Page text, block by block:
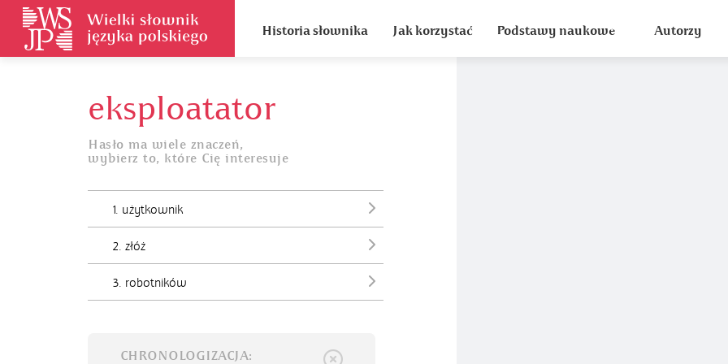
Historia słownika Jak korzystać Podstawy naukowe Autorzy
eksploatator
Hasło ma wiele znaczeń,
wybierz to, które Cię interesuje
1. użytkownik
2. złóż
3. robotników
CHRONOLOGIZACJA: